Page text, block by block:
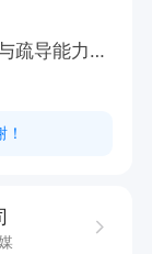
疏导能力
益8-12k/